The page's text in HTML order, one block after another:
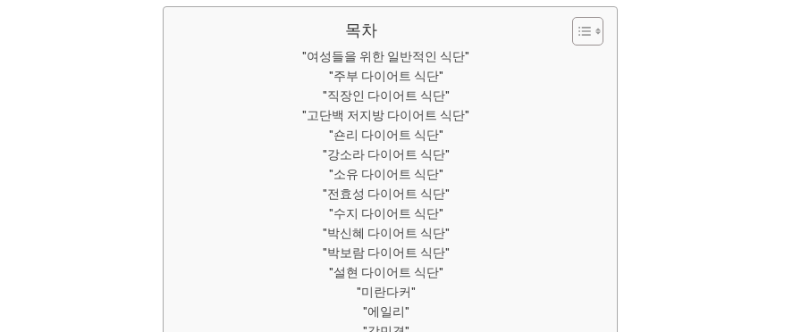
목차
"여성들을 위한 일반적인 식단"
"주부 다이어트 식단"
"직장인 다이어트 식단"
"고단백 저지방 다이어트 식단"
"숀리 다이어트 식단"
"강소라 다이어트 식단"
"소유 다이어트 식단"
"전효성 다이어트 식단"
"수지 다이어트 식단"
"박신혜 다이어트 식단"
"박보람 다이어트 식단"
"설현 다이어트 식단"
"미란다커"
"에일리"